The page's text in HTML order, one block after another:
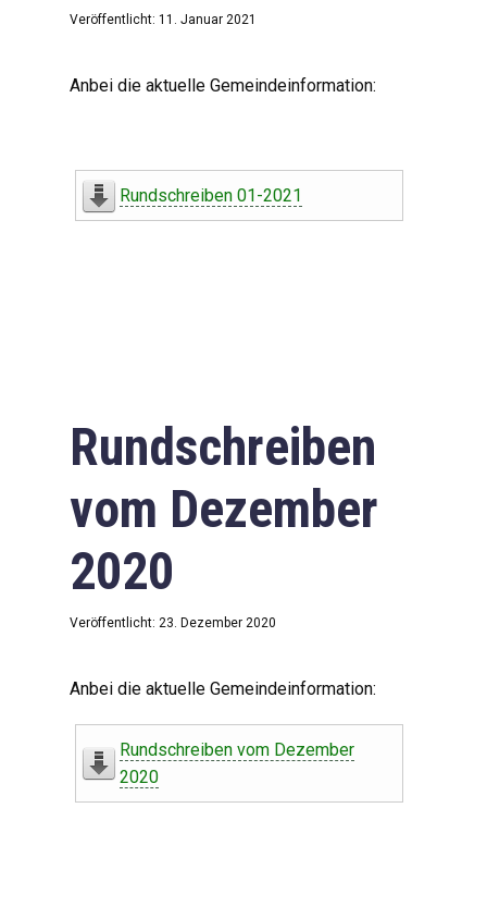
Veröffentlicht: 11. Januar 2021
Anbei die aktuelle Gemeindeinformation:
Rundschreiben 01-2021
Rundschreiben
vom Dezember
2020
Veröffentlicht: 23. Dezember 2020
Anbei die aktuelle Gemeindeinformation:
Rundschreiben vom Dezember
2020